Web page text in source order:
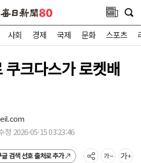
사회 경제 국제 문화 스포츠
쿠크다스가 로켓배
정 2026-05-15 03:23:46
검색 선호 출처로 추가